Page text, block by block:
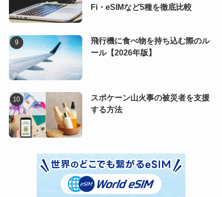
Fi・eSIMなど5種を徹底比較
飛行機に食べ物を持ち込む際のル
ール【2026年版】
スポケーン山火事の被災者を支援
する方法